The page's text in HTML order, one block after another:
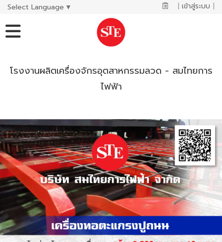
Select Language ▼ | เข้าสู่ระบบ |
โรงงานผลิตเครื่องจักรอุตสาหกรรมลวด - สมไทยการ
ไฟฟ้า